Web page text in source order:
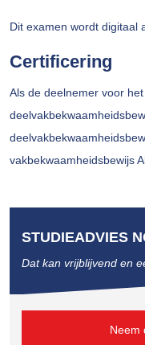
Dit examen wordt digitaal
Certificering
Als de deelnemer voor
vakbekwaamheidsbewijs
STUDIEADVIES
Dat kan vrijblijvend en
Neem